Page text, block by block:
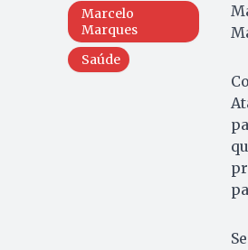
Marcelo
Marques
Saúde